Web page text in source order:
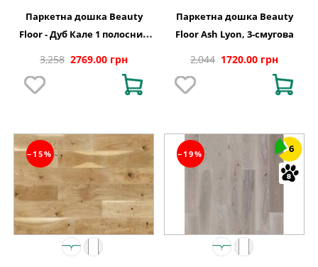
Паркетна дошка Beauty
Floor - Дуб Кале 1 полосний
3,258 2769.00 грн
Паркетна дошка Beauty
Floor Ash Lyon, 3-смугова
2,044 1720.00 грн
−15% −19% 6